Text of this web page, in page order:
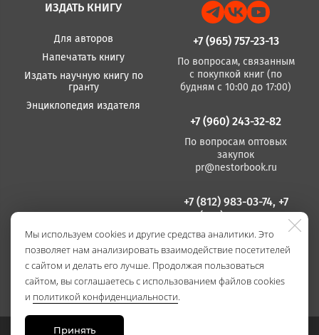
ИЗДАТЬ КНИГУ
Для авторов
Напечатать книгу
Издать научную книгу по
гранту
Энциклопедия издателя
+7 (965) 757-23-13
По вопросам, связанным
с покупкой книг (по
будням с 10:00 до 17:00)
+7 (960) 243-32-82
По вопросам оптовых
закупок
pr@nestorbook.ru
+7 (812) 983-03-74, +7
(812) 235 15 86
По вопросам издания
книг
(по будням с 10:00 до
17:00)
Мы используем cookies и другие средства аналитики. Это
позволяет нам анализировать взаимодействие посетителей
с сайтом и делать его лучше. Продолжая пользоваться
сайтом, вы соглашаетесь с использованием файлов cookies
и политикой конфиденциальности.
Принять